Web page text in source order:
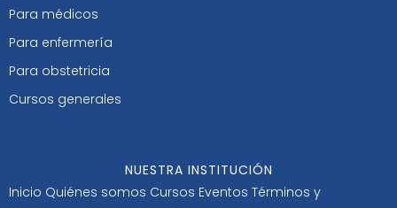
Para médicos
Para enfermería
Para obstetricia
Cursos generales
NUESTRA INSTITUCIÓN
Inicio Quiénes somos Cursos Eventos Términos y